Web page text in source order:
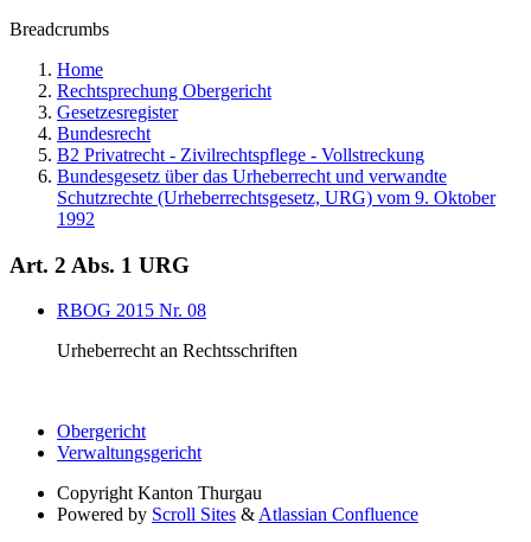
Breadcrumbs
Home
Rechtsprechung Obergericht
Gesetzesregister
Bundesrecht
B2 Privatrecht - Zivilrechtspflege - Vollstreckung
Bundesgesetz über das Urheberrecht und verwandte
Schutzrechte (Urheberrechtsgesetz, URG) vom 9. Oktober
1992
Art. 2 Abs. 1 URG
RBOG 2015 Nr. 08
Urheberrecht an Rechtsschriften
Obergericht
Verwaltungsgericht
Copyright Kanton Thurgau
Powered by Scroll Sites &Atlassian Confluence